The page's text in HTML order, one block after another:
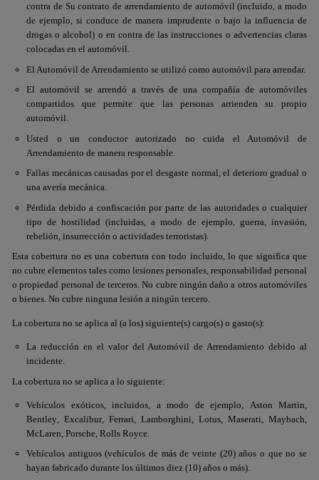
contra de Su contrato de arrendamiento de automóvil (incluido, a modo
de ejemplo, si conduce de manera imprudente o bajo la influencia de
drogas o alcohol) o en contra de las instrucciones o advertencias claras
colocadas en el automóvil.
El Automóvil de Arrendamiento se utilizó como automóvil para arrendar.
El automóvil se arrendó a través de una compañía de automóviles
compartidos que permite que las personas arrienden su propio
automóvil.
Usted o un conductor autorizado no cuida el Automóvil de
Arrendamiento de manera responsable.
Fallas mecánicas causadas por el desgaste normal, el deterioro gradual o
una avería mecánica.
Pérdida debido a confiscación por parte de las autoridades o cualquier
tipo de hostilidad (incluidas, a modo de ejemplo, guerra, invasión,
rebelión, insurrección o actividades terroristas).
Esta cobertura no es una cobertura con todo incluido, lo que significa que
no cubre elementos tales como lesiones personales, responsabilidad personal
o propiedad personal de terceros. No cubre ningún daño a otros automóviles
o bienes. No cubre ninguna lesión a ningún tercero.
La cobertura no se aplica al (a los) siguiente(s) cargo(s) o gasto(s):
La reducción en el valor del Automóvil de Arrendamiento debido al
incidente.
La cobertura no se aplica a lo siguiente:
Vehículos exóticos, incluidos, a modo de ejemplo, Aston Martin
Bentley
Excalibur, Ferrari Lamborghini Lotus Maserati Maybach
McLaren Porsche Rolls Royce
Vehículos antiguos (vehículos de más de veinte (20) años o que no se
hayan fabricado durante los últimos diez (10) años o más).